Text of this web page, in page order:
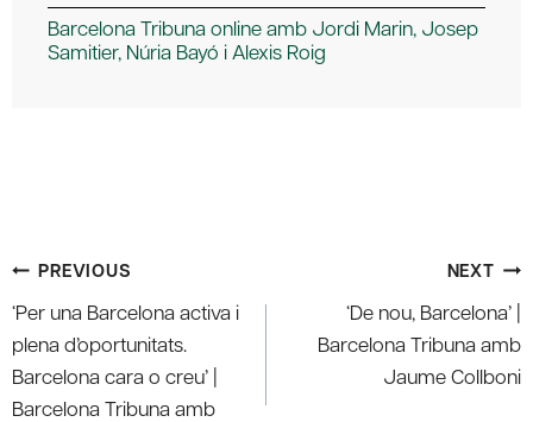
Barcelona Tribuna online amb Jordi Marin, Josep
Samitier, Núria Bayó i Alexis Roig
Post
navigation
PREVIOUS
‘Per una Barcelona activa i
plena d’oportunitats.
Barcelona cara o creu’ |
Barcelona Tribuna amb
NEXT
‘De nou, Barcelona’ |
Barcelona Tribuna amb
Jaume Collboni